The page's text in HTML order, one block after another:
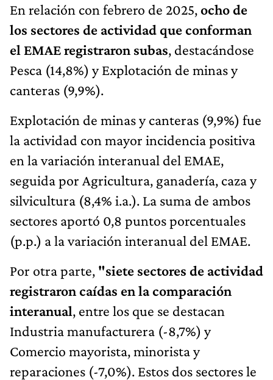
En relación con febrero de 2025,ocho de
los sectores de actividad que conforman
el EMAE registraron subas, destacándose
Pesca (14,8%) y Explotación de minas y
canteras (9,9%).
Explotación de minas y canteras (9,9%) fue
la actividad con mayor incidencia positiva
en la variación interanual del EMAE,
seguida por Agricultura, ganadería, caza y
silvicultura (8,4% i.a.). La suma de ambos
sectores aportó 0,8 puntos porcentuales
(p.p.) a la variación interanual del EMAE.
Por otra parte, "siete sectores de actividad
registraron caídas en la comparación
interanual, entre los que se destacan
Industria manufacturera (-8,7%) y
Comercio mayorista, minorista y
reparaciones (-7,0%). Estos dos sectores le